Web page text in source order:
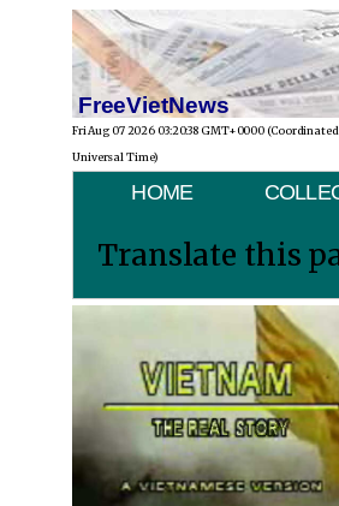
FreeVietNews
Fri Aug 07 2026 03:20:38 GMT+0000 (Coordinated
Universal Time)
HOME
Translate this